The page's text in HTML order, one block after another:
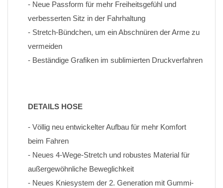
- Neue Passform für mehr Freiheitsgefühl und
verbesserten Sitz in der Fahrhaltung
- Stretch-Bündchen, um ein Abschnüren der Arme zu
vermeiden
- Beständige Grafiken im sublimierten Druckverfahren
DETAILS HOSE
- Völlig neu entwickelter Aufbau für mehr Komfort
beim Fahren
- Neues 4-Wege-Stretch und robustes Material für
außergewöhnliche Beweglichkeit
- Neues Kniesystem der 2. Generation mit Gummi-